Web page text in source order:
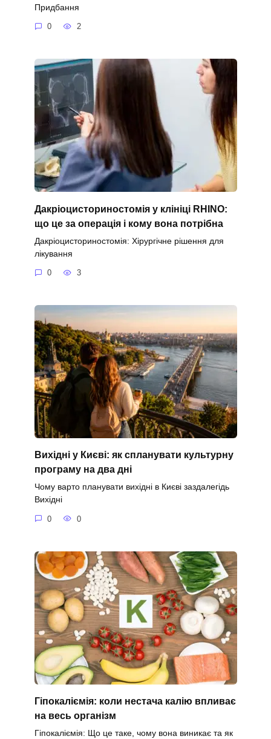
Придбання
0 2
Дакріоцисториностомія у клініці RHINO:
що це за операція і кому вона потрібна
Дакріоцисториностомія: Хірургічне рішення для
лікування
0 3
Вихідні у Києві: як спланувати культурну
програму на два дні
Чому варто планувати вихідні в Києві заздалегідь
Вихідні
0 0
Гіпокаліємія: коли нестача калію впливає
на весь організм
Гіпокаліємія: Що це таке, чому вона виникає та як